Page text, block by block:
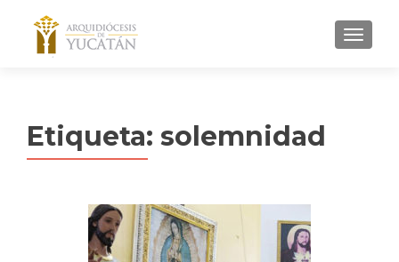
MENU
Etiqueta: solemnidad